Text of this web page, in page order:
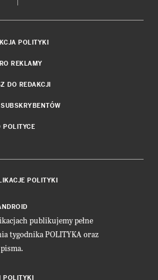
POLITYKI
REKLAMY
DO REDAKCJI
POLITYCE
POLITYKI
publikujemy pełne
tygodnika POLITYKA oraz
POLITYKI